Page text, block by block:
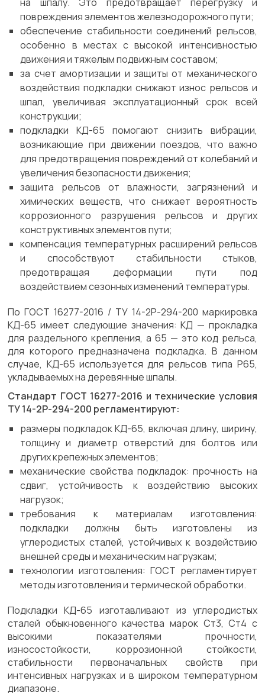
повреждения элементов железнодорожного пути;
обеспечение стабильности соединений рельсов,
особенно в местах с высокой интенсивностью
движения и тяжелым подвижным составом;
за счет амортизации и защиты от механического
воздействия подкладки снижают износ рельсов и
шпал, увеличивая эксплуатационный срок всей
конструкции;
подкладки КД-65 помогают снизить вибрации,
возникающие при движении поездов, что важно
для предотвращения повреждений от колебаний и
увеличения безопасности движения;
защита рельсов от влажности, загрязнений и
химических веществ, что снижает вероятность
коррозионного разрушения рельсов и других
конструктивных элементов пути;
компенсация температурных расширений рельсов
и способствуют стабильности стыков,
предотвращая деформации пути под
воздействием сезонных изменений температуры.
По ГОСТ 16277-2016 / ТУ 14-2Р-294-200 маркировка
КД-65 имеет следующие значения: КД — прокладка
для раздельного крепления, а 65 — это код рельса,
для которого предназначена подкладка. В данном
случае, КД-65 используется для рельсов типа Р65,
укладываемых на деревянные шпалы.
Стандарт ГОСТ 16277-2016 и технические условия
ТУ 14-2Р-294-200 регламентируют:
размеры подкладок КД-65, включая длину, ширину,
толщину и диаметр отверстий для болтов или
других крепежных элементов;
механические свойства подкладок: прочность на
сдвиг, устойчивость к воздействию высоких
нагрузок;
требования к материалам изготовления:
подкладки должны быть изготовлены из
углеродистых сталей, устойчивых к воздействию
внешней среды и механическим нагрузкам;
технологии изготовления: ГОСТ регламентирует
методы изготовления и термической обработки.
Подкладки КД-65 изготавливают из углеродистых
сталей обыкновенного качества марок Ст3, Ст4 с
высокими показателями прочности,
износостойкости, коррозионной стойкости,
стабильности первоначальных свойств при
интенсивных нагрузках и в широком температурном
диапазоне.